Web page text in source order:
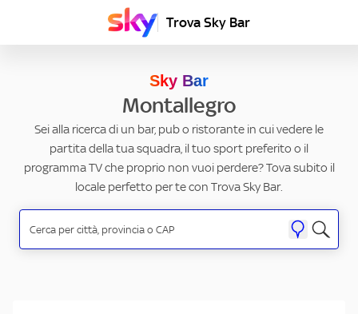
Trova Sky Bar
Sky Bar
Montallegro
Sei alla ricerca di un bar, pub o ristorante in cui vedere le
partita della tua squadra, il tuo sport preferito o il
programma TV che proprio non vuoi perdere? Tova subito il
locale perfetto per te con Trova Sky Bar.